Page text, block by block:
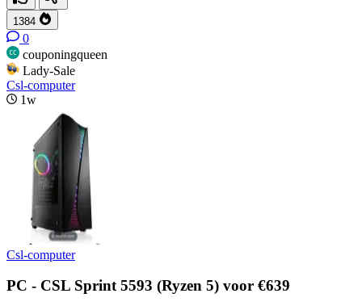
1384
0
couponingqueen
Lady-Sale
Csl-computer
1w
Csl-computer
PC - CSL Sprint 5593 (Ryzen 5) voor €639